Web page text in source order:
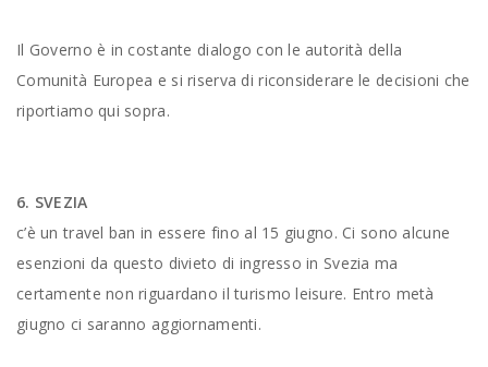
Il Governo è in costante dialogo con le autorità della
Comunità Europea e si riserva di riconsiderare le decisioni che
riportiamo qui sopra.
6. SVEZIA
c’è un travel ban in essere fino al 15 giugno. Ci sono alcune
esenzioni da questo divieto di ingresso in Svezia ma
certamente non riguardano il turismo leisure. Entro metà
giugno ci saranno aggiornamenti.